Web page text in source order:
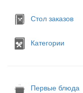
Стол заказов
Категории
Первые блюда